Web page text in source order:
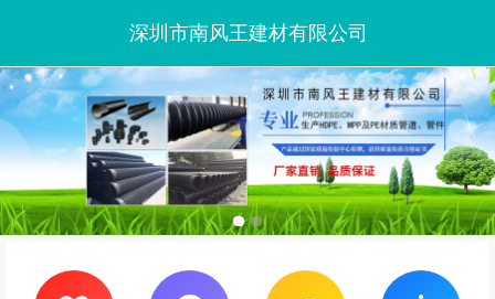
深圳市南风王建材有限公司